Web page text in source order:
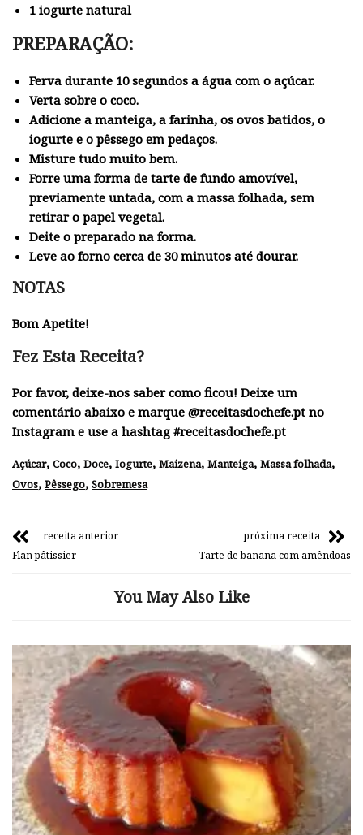
1 iogurte natural
PREPARAÇÃO:
Ferva durante 10 segundos a água com o açúcar.
Verta sobre o coco.
Adicione a manteiga, a farinha, os ovos batidos, o
iogurte e o pêssego em pedaços.
Misture tudo muito bem.
Forre uma forma de tarte de fundo amovível,
previamente untada, com a massa folhada, sem
retirar o papel vegetal.
Deite o preparado na forma.
Leve ao forno cerca de 30 minutos até dourar.
NOTAS
Bom Apetite!
Fez Esta Receita?
Por favor, deixe-nos saber como ficou! Deixe um
comentário abaixo e marque @receitasdochefe.pt no
Instagram e use a hashtag #receitasdochefe.pt
Açúcar, Coco, Doce, Iogurte, Maizena, Manteiga, Massa folhada,
Ovos, Pêssego, Sobremesa
receita anterior
Flan pâtissier
próxima receita
Tarte de banana com amêndoas
You May Also Like